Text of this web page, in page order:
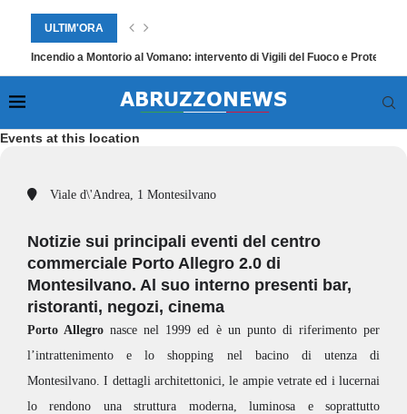
ULTIM'ORA
Incendio a Montorio al Vomano: intervento di Vigili del Fuoco e
Events at this location
Viale d\'Andrea, 1 Montesilvano
Notizie sui principali eventi del centro
commerciale Porto Allegro 2.0 di
Montesilvano. Al suo interno presenti bar,
ristoranti, negozi, cinema
Porto Allegro nasce nel 1999 ed è un punto di riferimento per
l’intrattenimento e lo shopping nel bacino di utenza di
Montesilvano. I dettagli architettonici, le ampie vetrate ed i lucernai
lo rendono una struttura moderna, luminosa e soprattutto